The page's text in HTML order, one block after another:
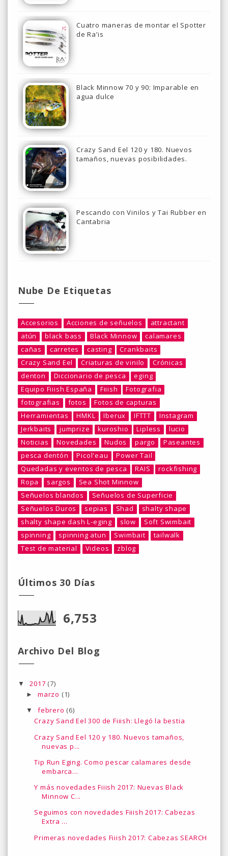
Cuatro maneras de montar el Spotter
de Ra’is
Black Minnow 70 y 90: Imparable en
agua dulce
Crazy Sand Eel 120 y 180. Nuevos
tamaños, nuevas posibilidades.
Pescando con Vinilos y Tai Rubber en
Cantabria
Nube De Etiquetas
Accesorios Acciones de señuelos
attractant
atún
black bass Black Minnow
calamares
cañas
carretes casting
Crankbaits
Crazy Sand Eel
Criaturas de vinilo
Crónicas
denton
Diccionario de pesca
eging
Equipo Fiiish España
Fiiish
Fotografia
fotografias
fotos
Fotos de capturas
Herramientas
HMKL Iberux IFTTT
Instagram
Jerkbaits
jumprize kuroshio Lipless
lucio
Noticias
Novedades Nudos pargo
Paseantes
pesca dentón
Picol'eau
Power Tail
Quedadas y eventos de pesca
RAIS
rockfishing
Ropa
sargos
Sea Shot Minnow
Señuelos blandos
Señuelos de Superficie
Señuelos Duros
sepias Shad
shalty shape
shalty shape dash L-eging
slow
Soft Swimbait
spinning
spinning atun Swimbait
tailwalk
Test de material
Videos zblog
Últimos 30 Días
6,753
Archivo Del Blog
▼2017 (7)
► marzo (1)
▼ febrero (6)
Crazy Sand Eel 300 de Fiiish: Llegó la bestia
Crazy Sand Eel 120 y 180. Nuevos tamaños,
nuevas p...
Tip Run Eging. Como pescar calamares desde
embarca...
Y más novedades Fiiish 2017: Nuevas Black
Minnow C...
Seguimos con novedades Fiiish 2017: Cabezas
Extra ...
Primeras novedades Fiiish 2017: Cabezas SEARCH